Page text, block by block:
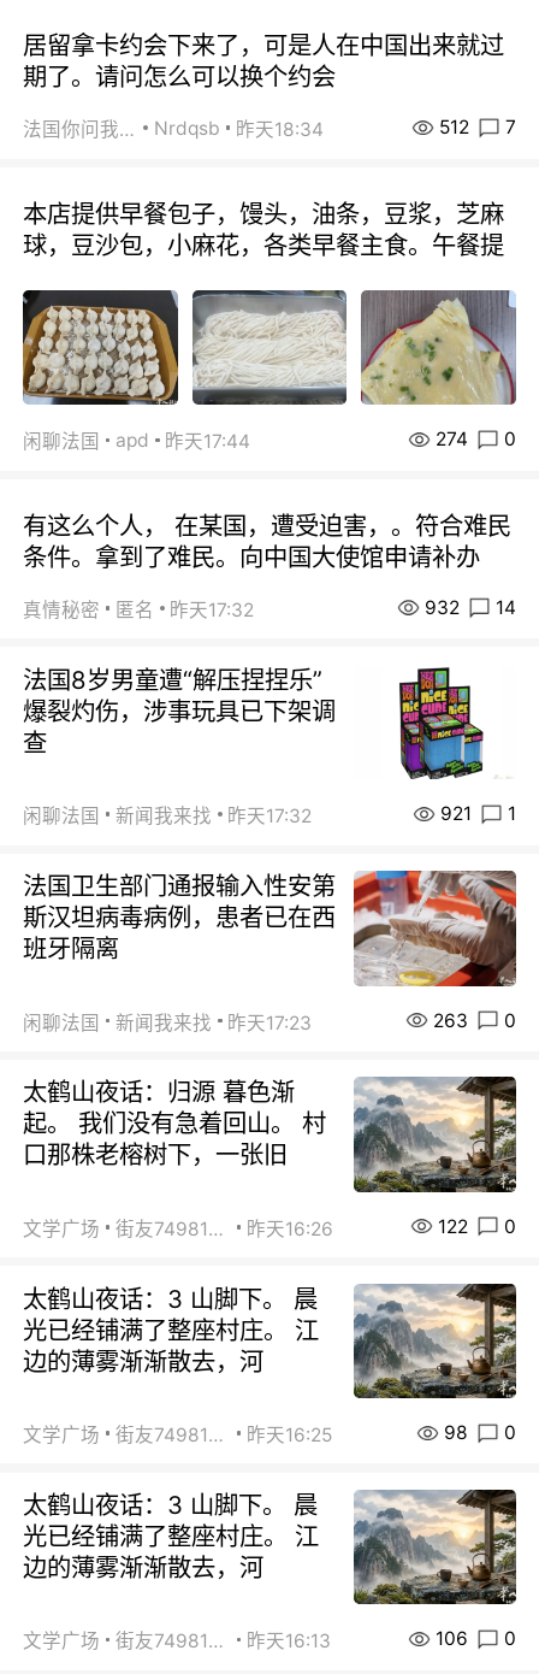
居留拿卡约会下来了，可是人在中国出来就过
期了。请问怎么可以换个约会
法国你问我答 Nrdqsb 昨天18:34 512 7
本店提供早餐包子，馒头，油条，豆浆，芝麻
球，豆沙包，小麻花，各类早餐主食。午餐提
闲聊法国 apd 昨天17:44 274 0
有这么个人， 在某国，遭受迫害，。符合难民
条件。拿到了难民。向中国大使馆申请补办
真情秘密 匿名 昨天17:32 932 14
法国8岁男童遭“解压捏捏乐”
爆裂灼伤，涉事玩具已下架调
查
闲聊法国 新闻我来找 昨天17:32 921 1
法国卫生部门通报输入性安第
斯汉坦病毒病例，患者已在西
班牙隔离
闲聊法国 新闻我来找 昨天17:23 263 0
太鹤山夜话：归源 暮色渐
起。 我们没有急着回山。 村
口那株老榕树下，一张旧
文学广场 街友74981146 昨天16:26 122 0
太鹤山夜话：3 山脚下。 晨
光已经铺满了整座村庄。 江
边的薄雾渐渐散去，河
文学广场 街友74981146 昨天16:25 98 0
太鹤山夜话：3 山脚下。 晨
光已经铺满了整座村庄。 江
边的薄雾渐渐散去，河
文学广场 街友74981146 昨天16:13 106 0